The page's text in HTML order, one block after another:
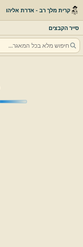
קרית מלך רב - אדרת אליהו
סייר הקבצים